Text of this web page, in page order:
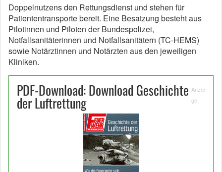
Doppelnutzens den Rettungsdienst und stehen für
Patiententransporte bereit. Eine Besatzung besteht aus
Pilotinnen und Piloten der Bundespolizei,
Notfallsanitäterinnen und Notfallsanitätern (TC-HEMS)
sowie Notärztinnen und Notärzten aus den jeweiligen
Kliniken.
PDF-Download: Download Geschichte
der Luftrettung
Anzei
ge